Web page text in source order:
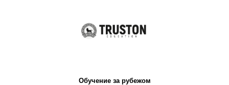
Обучение за рубежом